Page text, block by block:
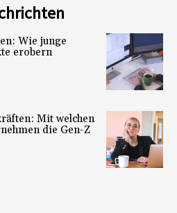
Wie junge
erobern
Mit welchen
die Gen-Z